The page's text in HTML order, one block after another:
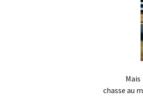
Mais
chasse au